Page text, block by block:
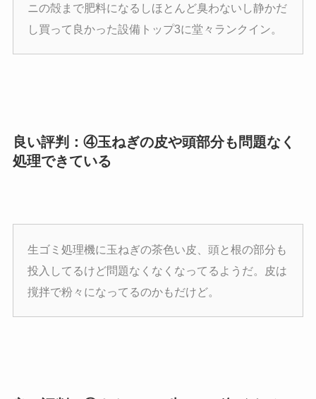
ニの殻まで肥料になるしほとんど臭わないし静かだ
し買って良かった設備トップ3に堂々ランクイン。
良い評判：④玉ねぎの皮や頭部分も問題なく
処理できている
生ゴミ処理機に玉ねぎの茶色い皮、頭と根の部分も
投入してるけど問題なくなくなってるようだ。皮は
撹拌で粉々になってるのかもだけど。